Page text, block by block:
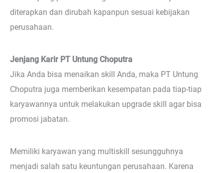
diterapkan dan dirubah kapanpun sesuai kebijakan
perusahaan.
Jenjang Karir PT Untung Choputra
Jika Anda bisa menaikan skill Anda, maka PT Untung
Choputra juga memberikan kesempatan pada tiap-tiap
karyawannya untuk melakukan upgrade skill agar bisa
promosi jabatan.
Memiliki karyawan yang multiskill sesungguhnya
menjadi salah satu keuntungan perusahaan. Karena